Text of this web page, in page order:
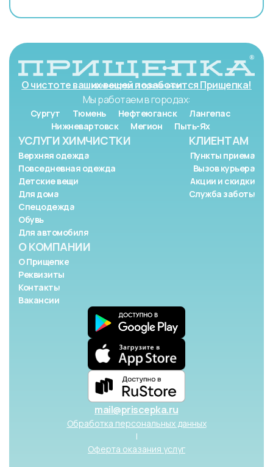
О чистоте ваших вещей позаботится Прищепка!
Мы работаем в городах:
Сургут Тюмень Нефтеюганск
Лангепас
Нижневартовск
Мегион Пыть-Ях
КЛИЕНТАМ
Пункты приема
Вызов курьера
Акции и скидки
Служба заботы
О КОМПАНИИ
О Прищепке
Реквизиты
Контакты
Вакансии
УСЛУГИ ХИМЧИСТКИ
Верхняя одежда
Повседневная одежда
Детские вещи
Для дома
Спецодежда
Обувь
Для автомобиля
mail@priscepka.ru
Обработка персональных данных
|
Оферта оказания услуг